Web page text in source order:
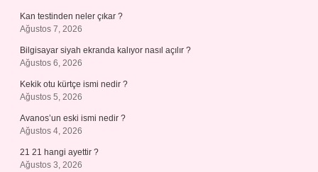
Kan testinden neler çıkar ?
Ağustos 7, 2026
Bilgisayar siyah ekranda kalıyor nasıl açılır ?
Ağustos 6, 2026
Kekik otu kürtçe ismi nedir ?
Ağustos 5, 2026
Avanos’un eski ismi nedir ?
Ağustos 4, 2026
21 21 hangi ayettir ?
Ağustos 3, 2026